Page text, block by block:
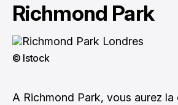
Richmond Park
© Istock
A Richmond Park, vous aurez la